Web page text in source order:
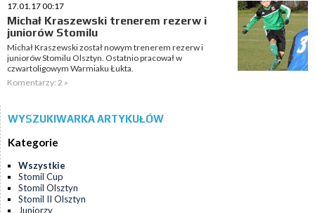
17.01.17 00:17
Michał Kraszewski trenerem rezerw i
juniorów Stomilu
Michał Kraszewski został nowym trenerem rezerw i
juniorów Stomilu Olsztyn. Ostatnio pracował w
czwartoligowym Warmiaku Łukta.
Komentarzy: 2 »
WYSZUKIWARKA ARTYKUŁÓW
Kategorie
Wszystkie
Stomil Cup
Stomil Olsztyn
Stomil II Olsztyn
Juniorzy